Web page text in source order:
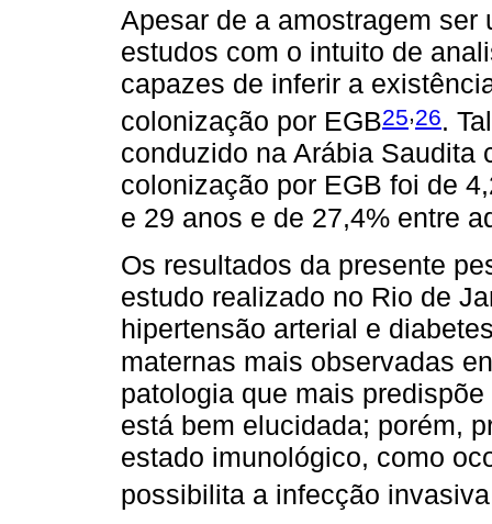
Apesar de a amostragem
estudos com o intuito de
capazes de inferir a
colonização por EGB25,26.
conduzido na Arábia Saudita
colonização por EGB foi de
e 29 anos e de 27,4% entre
Os resultados da presente
estudo realizado no Rio de
hipertensão arterial e
maternas mais observadas
patologia que mais
está bem elucidada; porém,
estado imunológico, como
possibilita a infecção